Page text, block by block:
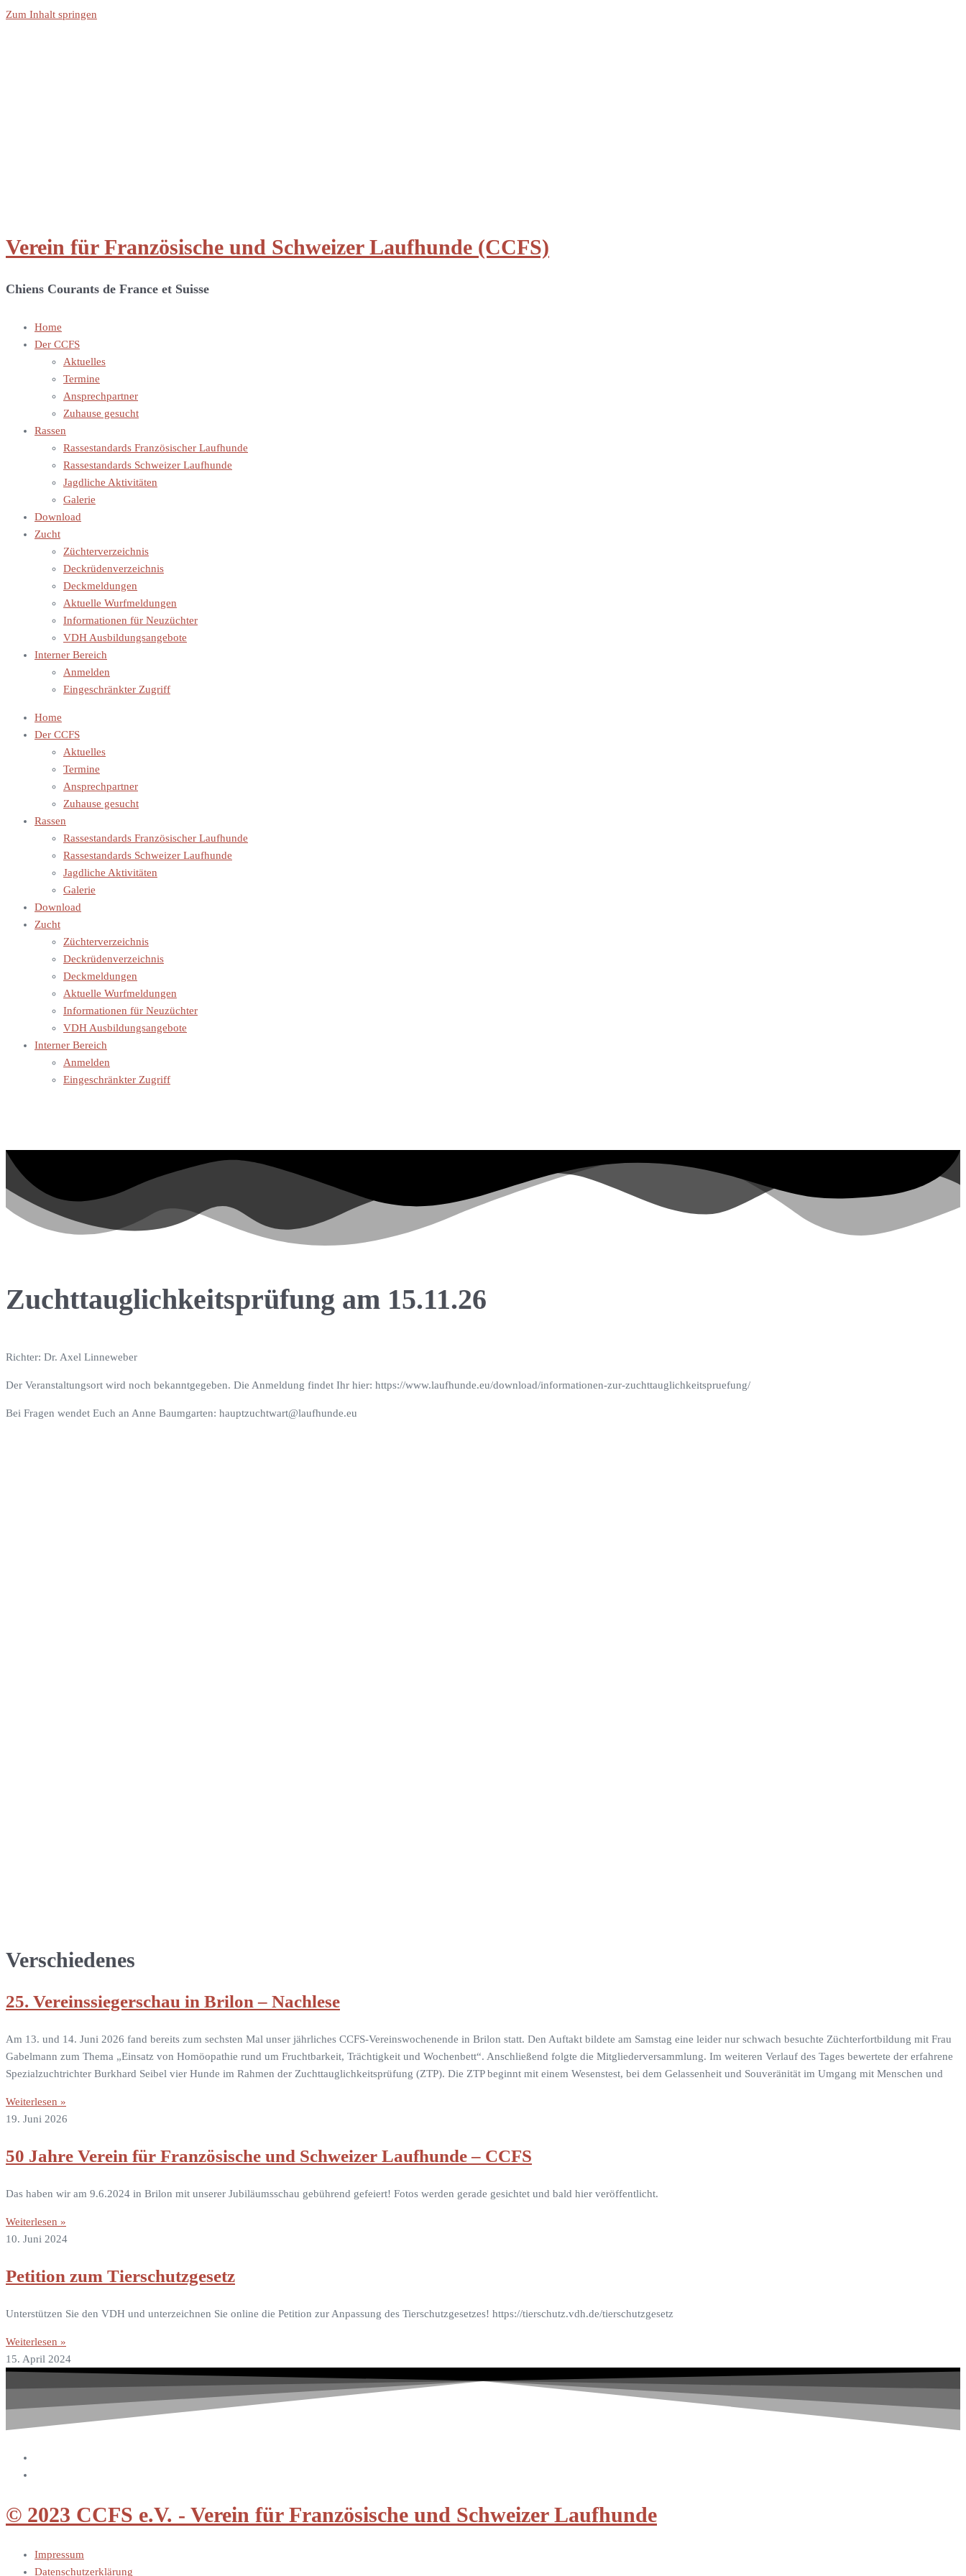
Zum Inhalt springen
Verein für Französische und Schweizer Laufhunde (CCFS)
Chiens Courants de France et Suisse
Home
Der CCFS
Aktuelles
Termine
Ansprechpartner
Zuhause gesucht
Rassen
Rassestandards Französischer Laufhunde
Rassestandards Schweizer Laufhunde
Jagdliche Aktivitäten
Galerie
Download
Zucht
Züchterverzeichnis
Deckrüdenverzeichnis
Deckmeldungen
Aktuelle Wurfmeldungen
Informationen für Neuzüchter
VDH Ausbildungsangebote
Interner Bereich
Anmelden
Eingeschränkter Zugriff
Home
Der CCFS
Aktuelles
Termine
Ansprechpartner
Zuhause gesucht
Rassen
Rassestandards Französischer Laufhunde
Rassestandards Schweizer Laufhunde
Jagdliche Aktivitäten
Galerie
Download
Zucht
Züchterverzeichnis
Deckrüdenverzeichnis
Deckmeldungen
Aktuelle Wurfmeldungen
Informationen für Neuzüchter
VDH Ausbildungsangebote
Interner Bereich
Anmelden
Eingeschränkter Zugriff
Zuchttauglichkeitsprüfung am 15.11.26
Richter: Dr. Axel Linneweber
Der Veranstaltungsort wird noch bekanntgegeben. Die Anmeldung findet Ihr hier: https://www.laufhunde.eu/download/informationen-zur-zuchttauglichkeitspruefung/
Bei Fragen wendet Euch an Anne Baumgarten: hauptzuchtwart@laufhunde.eu
Verschiedenes
25. Vereinssiegerschau in Brilon – Nachlese
Am 13. und 14. Juni 2026 fand bereits zum sechsten Mal unser jährliches CCFS-Vereinswochenende in Brilon statt. Den Auftakt bildete am Samstag eine leider nur schwach besuchte Züchterfortbildung mit Frau
Gabelmann zum Thema „Einsatz von Homöopathie rund um Fruchtbarkeit, Trächtigkeit und Wochenbett“. Anschließend folgte die Mitgliederversammlung. Im weiteren Verlauf des Tages bewertete der erfahrene
Spezialzuchtrichter Burkhard Seibel vier Hunde im Rahmen der Zuchttauglichkeitsprüfung (ZTP). Die ZTP beginnt mit einem Wesenstest, bei dem Gelassenheit und Souveränität im Umgang mit Menschen und
Weiterlesen »
19. Juni 2026
50 Jahre Verein für Französische und Schweizer Laufhunde – CCFS
Das haben wir am 9.6.2024 in Brilon mit unserer Jubiläumsschau gebührend gefeiert! Fotos werden gerade gesichtet und bald hier veröffentlicht.
Weiterlesen »
10. Juni 2024
Petition zum Tierschutzgesetz
Unterstützen Sie den VDH und unterzeichnen Sie online die Petition zur Anpassung des Tierschutzgesetzes! https://tierschutz.vdh.de/tierschutzgesetz
Weiterlesen »
15. April 2024
© 2023 CCFS e.V. - Verein für Französische und Schweizer Laufhunde
Impressum
Datenschutzerklärung